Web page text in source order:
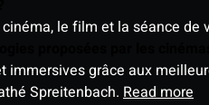
le film et la séance de
immersives grâce aux
Spreitenbach. Read more